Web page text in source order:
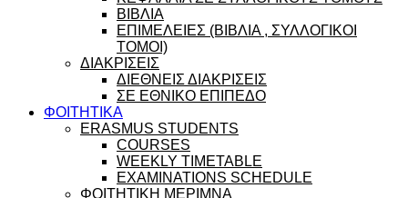
ΒΙΒΛΙΑ
ΕΠΙΜΕΛΕΙΕΣ (ΒΙΒΛΙΑ , ΣΥΛΛΟΓΙΚΟΙ
ΤΟΜΟΙ)
ΔΙΑΚΡΙΣΕΙΣ
ΔΙΕΘΝΕΙΣ ΔΙΑΚΡΙΣΕΙΣ
ΣΕ ΕΘΝΙΚΟ ΕΠΙΠΕΔΟ
ΦΟΙΤΗΤΙΚΑ
ERASMUS STUDENTS
COURSES
WEEKLY TIMETABLE
EXAMINATIONS SCHEDULE
ΦΟΙΤΗΤΙΚΗ ΜΕΡΙΜΝΑ